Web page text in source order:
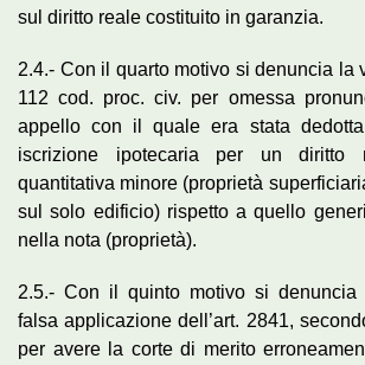
sul diritto reale costituito in garanzia.
2.4.- Con il quarto motivo si denuncia la
112 cod. proc. civ. per omessa
appello con il quale era stata
iscrizione ipotecaria per un diritto
quantitativa minore (proprietà
sul solo edificio) rispetto a quello
nella nota (proprietà).
2.5.- Con il quinto motivo si
falsa applicazione dell’art. 2841,
per avere la corte di merito